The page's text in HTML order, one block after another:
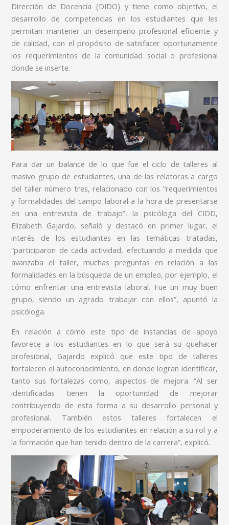
Dirección de Docencia (DIDO) y tiene como objetivo, el
desarrollo de competencias en los estudiantes que les
permitan mantener un desempeño profesional eficiente y
de calidad, con el propósito de satisfacer oportunamente
los requerimientos de la comunidad social o profesional
donde se inserte.
Para dar un balance de lo que fue el ciclo de talleres al
masivo grupo de estudiantes, una de las relatoras a cargo
del taller número tres, relacionado con los “requerimientos
y formalidades del campo laboral a la hora de presentarse
en una entrevista de trabajo”, la psicóloga del CIDD,
Elizabeth Gajardo, señaló y destacó en primer lugar, el
interés de los estudiantes en las temáticas tratadas,
“participaron de cada actividad, efectuando a medida que
avanzaba el taller, muchas preguntas en relación a las
formalidades en la búsqueda de un empleo, por ejemplo, el
cómo enfrentar una entrevista laboral. Fue un muy buen
grupo, siendo un agrado trabajar con ellos”, apuntó la
psicóloga.
En relación a cómo este tipo de instancias de apoyo
favorece a los estudiantes en lo que será su quehacer
profesional, Gajardo explicó que este tipo de talleres
fortalecen el autoconocimiento, en donde logran identificar,
tanto sus fortalezas como, aspectos de mejora. “Al ser
identificadas tienen la oportunidad de mejorar
contribuyendo de esta forma a su desarrollo personal y
profesional. También estos talleres fortalecen el
empoderamiento de los estudiantes en relación a su rol y a
la formación que han tenido dentro de la carrera”, explicó.